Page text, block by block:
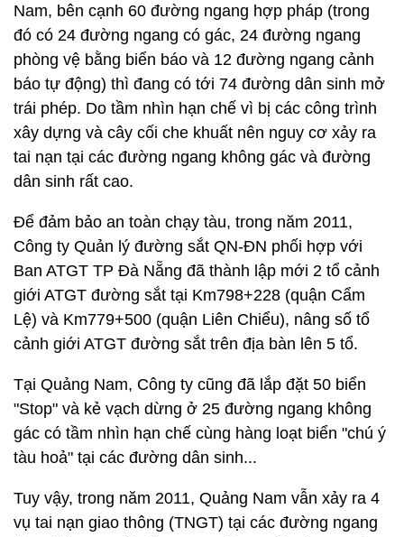
Nam, bên cạnh 60 đường ngang hợp pháp (trong
đó có 24 đường ngang có gác, 24 đường ngang
phòng vệ bằng biển báo và 12 đường ngang cảnh
báo tự động) thì đang có tới 74 đường dân sinh mở
trái phép. Do tầm nhìn hạn chế vì bị các công trình
xây dựng và cây cối che khuất nên nguy cơ xảy ra
tai nạn tại các đường ngang không gác và đường
dân sinh rất cao.
Để đảm bảo an toàn chạy tàu, trong năm 2011,
Công ty Quản lý đường sắt QN-ĐN phối hợp với
Ban ATGT TP Đà Nẵng đã thành lập mới 2 tổ cảnh
giới ATGT đường sắt tại Km798+228 (quận Cẩm
Lệ) và Km779+500 (quận Liên Chiểu), nâng số tổ
cảnh giới ATGT đường sắt trên địa bàn lên 5 tổ.
Tại Quảng Nam, Công ty cũng đã lắp đặt 50 biển
"Stop" và kẻ vạch dừng ở 25 đường ngang không
gác có tầm nhìn hạn chế cùng hàng loạt biển "chú ý
tàu hoả" tại các đường dân sinh...
Tuy vậy, trong năm 2011, Quảng Nam vẫn xảy ra 4
vụ tai nạn giao thông (TNGT) tại các đường ngang